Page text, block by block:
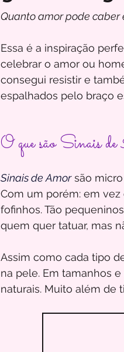
Quanto amor pode caber
Essa é a inspiração
celebrar o amor ou
consegui resistir e
espalhados pelo braço
O que são Sinais
Sinais de Amor são
Com um porém: em
fofinhos. Tão
quem quer tatuar, mas
Assim como cada tipo
na pele. Em tamanhos
naturais. Muito além de